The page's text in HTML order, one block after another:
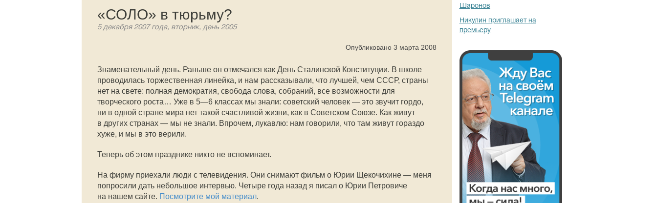
«СОЛО» в тюрьму?
5 декабря 2007 года, вторник, день 2005
Опубликовано 3 марта 2008
Знаменательный день. Раньше он отмечался как День Сталинской Конституции. В школе
проводилась торжественная линейка, и нам рассказывали, что лучшей, чем СССР, страны
нет на свете: полная демократия, свобода слова, собраний, все возможности для
творческого роста… Уже в 5—6 классах мы знали: советский человек — это звучит гордо,
ни в одной стране мира нет такой счастливой жизни, как в Советском Союзе. Как живут
в других странах — мы не знали. Впрочем, лукавлю: нам говорили, что там живут гораздо
хуже, и мы в это верили.
Теперь об этом празднике никто не вспоминает.
На фирму приехали люди с телевидения. Они снимают фильм о Юрии Щекочихине — меня
попросили дать небольшое интервью. Четыре года назад я писал о Юрии Петровиче
на нашем сайте. Посмотрите мой материал.
Шаронов
Никулин приглашает на
премьеру